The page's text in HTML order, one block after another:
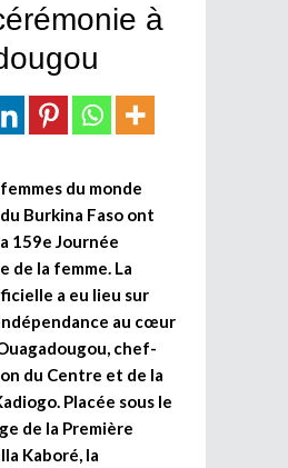
à
du monde
Burkina Faso ont
159e Journée
de la femme. La
a eu lieu sur
au cœur
chef-
du Centre et de la
Placée sous le
de la Première
Kaboré, la